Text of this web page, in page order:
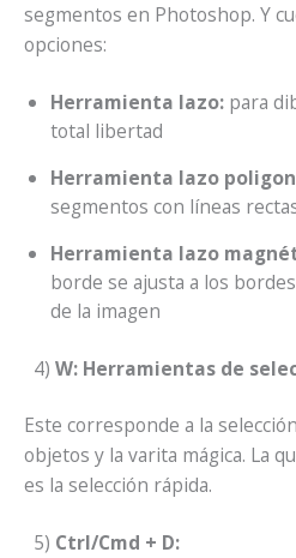
segmentos en Photoshop. Y
opciones:
Herramienta lazo:para
total libertad
Herramienta lazo
segmentos con líneas
Herramienta lazo
borde se ajusta a los
de la imagen
4) W: Herramientas de
Este corresponde a la
objetos y la varita mágica. La
es la selección rápida.
5) Ctrl/Cmd + D: